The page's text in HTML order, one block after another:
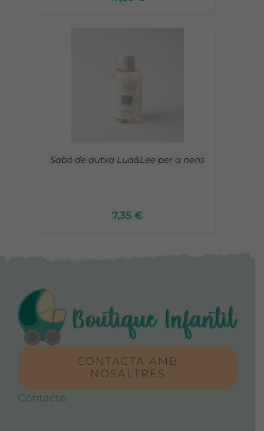
Sabó de dutxa Lua&Lee per a nens
7,35€
CONTACTA AMB
NOSALTRES
Contacte